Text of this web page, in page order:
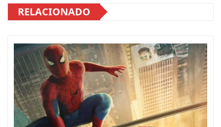
RELACIONADO